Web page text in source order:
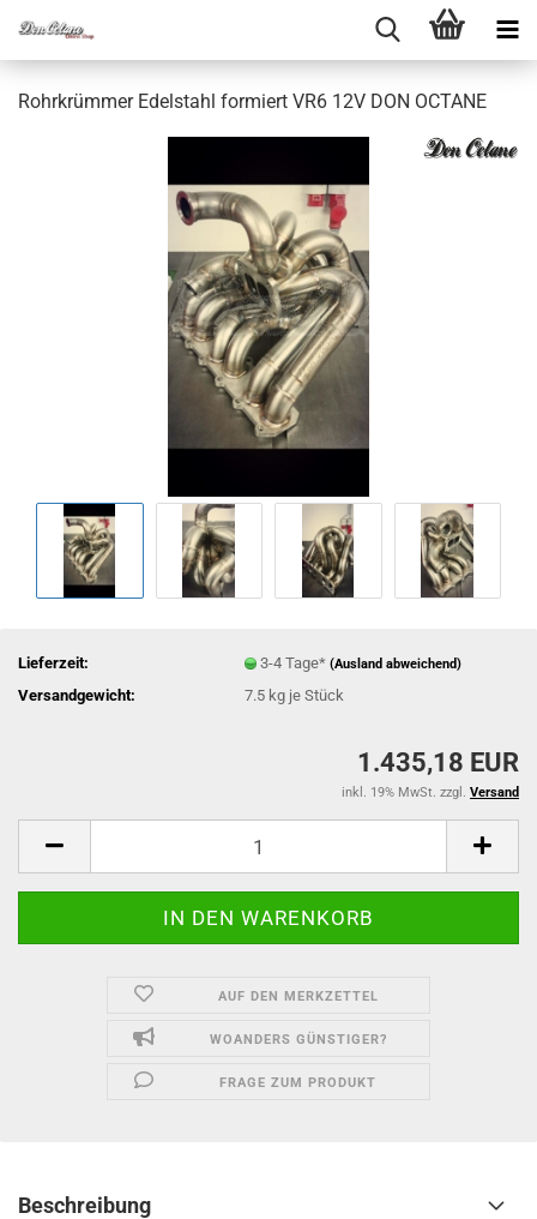
Rohr­krüm­mer Edel­stahl for­miert VR6 12V DON OC­TA­NE
Lieferzeit: 3-4 Tage*(Ausland abweichend)
Versandgewicht: 7.5 kg je Stück
1.435,18 EUR
inkl. 19% MwSt. zzgl. Versand
AUF DEN MERKZETTEL
WOANDERS GÜNSTIGER?
FRAGE ZUM PRODUKT
Beschreibung